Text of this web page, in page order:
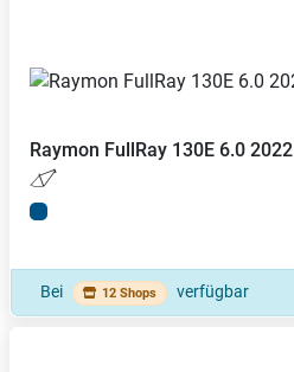
Raymon FullRay 130E 6.0 2022
Bei 12 Shops verfügbar